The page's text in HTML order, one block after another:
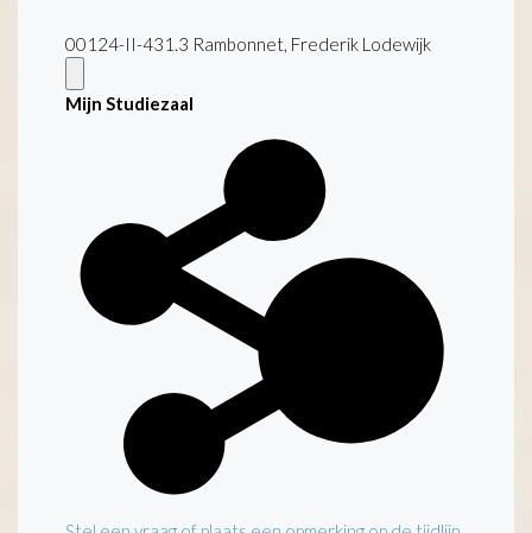
00124-II-431.3 Rambonnet, Frederik Lodewijk
Mijn Studiezaal